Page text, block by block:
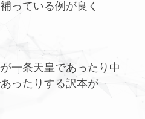
っている例が良く
一条天皇であったり中
ったりする訳本が